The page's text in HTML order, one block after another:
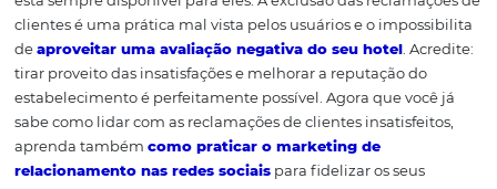
Se for o caso – e se for possível –, por que não oferecer
recompensa ou agrado para o hóspede? Um desconto
considerável em uma futura hospedagem, um brinde,
pequeno presente etc. Para algumas empresas, essa
se torna viável devido ao grande número de
clientes, mas o importante é não deixar chegar a esse